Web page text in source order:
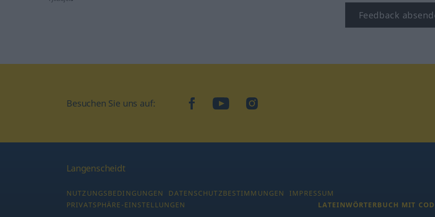
Feedback
Besuchen Sie uns auf: facebookYouTubeInstagram
Langenscheidt
NUTZUNGSBEDINGUNGEN DATENSCHUTZBESTIMMUNGEN
IMPRESSUM
PRIVATSPHÄRE-EINSTELLUNGEN
LATEINWÖRTERBUCH MIT